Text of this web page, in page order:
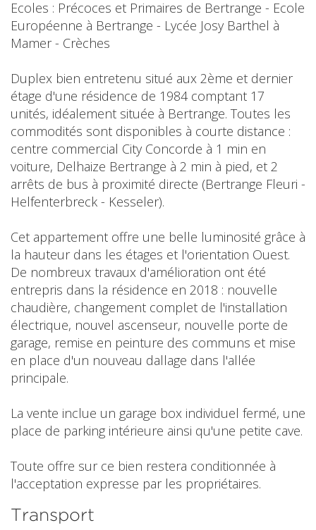
Ecoles : Précoces et Primaires de Bertrange - Ecole
Européenne à Bertrange - Lycée Josy Barthel à
Mamer - Crèches
Duplex bien entretenu situé aux 2ème et dernier
étage d'une résidence de 1984 comptant 17
unités, idéalement située à Bertrange. Toutes les
commodités sont disponibles à courte distance :
centre commercial City Concorde à 1 min en
voiture, Delhaize Bertrange à 2 min à pied, et 2
arrêts de bus à proximité directe (Bertrange Fleuri -
Helfenterbreck - Kesseler).
Cet appartement offre une belle luminosité grâce à
la hauteur dans les étages et l'orientation Ouest.
De nombreux travaux d'amélioration ont été
entrepris dans la résidence en 2018 : nouvelle
chaudière, changement complet de l'installation
électrique, nouvel ascenseur, nouvelle porte de
garage, remise en peinture des communs et mise
en place d'un nouveau dallage dans l'allée
principale.
La vente inclue un garage box individuel fermé, une
place de parking intérieure ainsi qu'une petite cave.
Toute offre sur ce bien restera conditionnée à
l'acceptation expresse par les propriétaires.
Transport